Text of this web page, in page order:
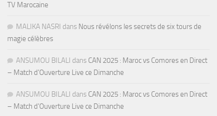
TV Marocaine
MALIKA NASRI dans Nous révélons les secrets de six tours de
magie célèbres
ANSUMOU BILALI dans CAN 2025 : Maroc vs Comores en Direct
– Match d’Ouverture Live ce Dimanche
ANSUMOU BILALI dans CAN 2025 : Maroc vs Comores en Direct
– Match d’Ouverture Live ce Dimanche